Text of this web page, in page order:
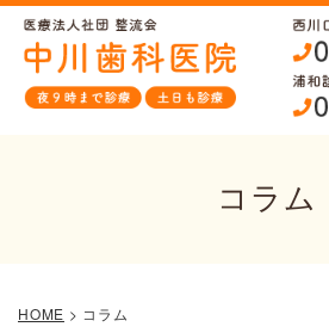
コラム
HOME > コラム